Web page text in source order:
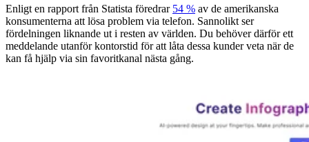
Enligt en rapport från Statista föredrar 54 % av de amerikanska
konsumenterna att lösa problem via telefon. Sannolikt ser
fördelningen liknande ut i resten av världen. Du behöver därför ett
meddelande utanför kontorstid för att låta dessa kunder veta när de
kan få hjälp via sin favoritkanal nästa gång.